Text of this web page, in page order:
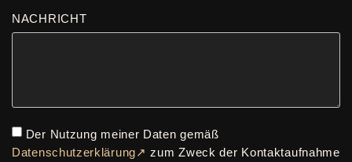
NACHRICHT
Der Nutzung meiner Daten gemäß
Datenschutzerklärung↗ zum Zweck der Kontaktaufnahme